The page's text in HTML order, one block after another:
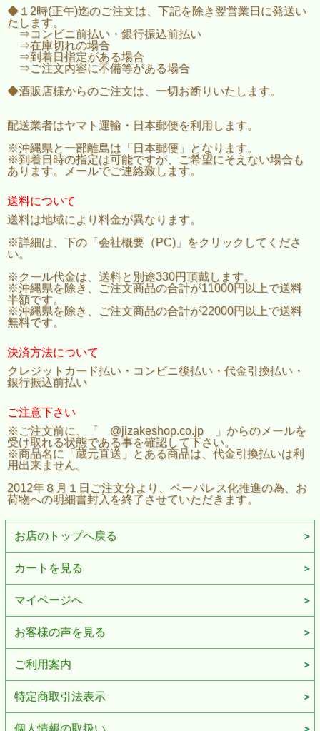
◆１2時(正午)迄のご注文は、下記を除き翌営業日に発送い
たします。
⇒コンビニ前払い・銀行振込前払い
⇒在庫切れの場合
⇒到着日指定がある場合
⇒ご注文内容に不備等がある場合
◆酒販店様からのご注文は、一切お断りいたします。
配送業者はヤマト運輸・日本郵便を利用します。
※沖縄県と一部離島は「日本郵便」となります。
※到着日時の指定は可能ですが、ご希望にそえない場合も
あります。メールでご連絡致します。
送料について
送料は地域により料金が異なります。
※詳細は、下の「会社概要（PC)」をクリックしてくださ
い。
※クール代金は、送料と別途330円頂戴します。
※沖縄県を除き、ご注文商品の合計が11000円以上で送料
半額です。
※沖縄県を除き、ご注文商品の合計が22000円以上で送料
無料です。
決済方法について
クレジットカード払い・コンビニ後払い・代金引換払い・
銀行振込前払い
ご注意下さい
※ご注文前に、「 @jizakeshop.co.jp 」からのメールを
受け取れる状態である事を確認して下さい。
※商品名に「蔵元直送」とある商品は、代金引換払いは利
用出来ません。
2012年８月１日ご注文分より、ペーパレス化推進の為、お
荷物への明細書封入を終了させていただきます。
お店のトップへ戻る
カートを見る
マイページへ
お客様の声を見る
ご利用案内
特定商取引法表示